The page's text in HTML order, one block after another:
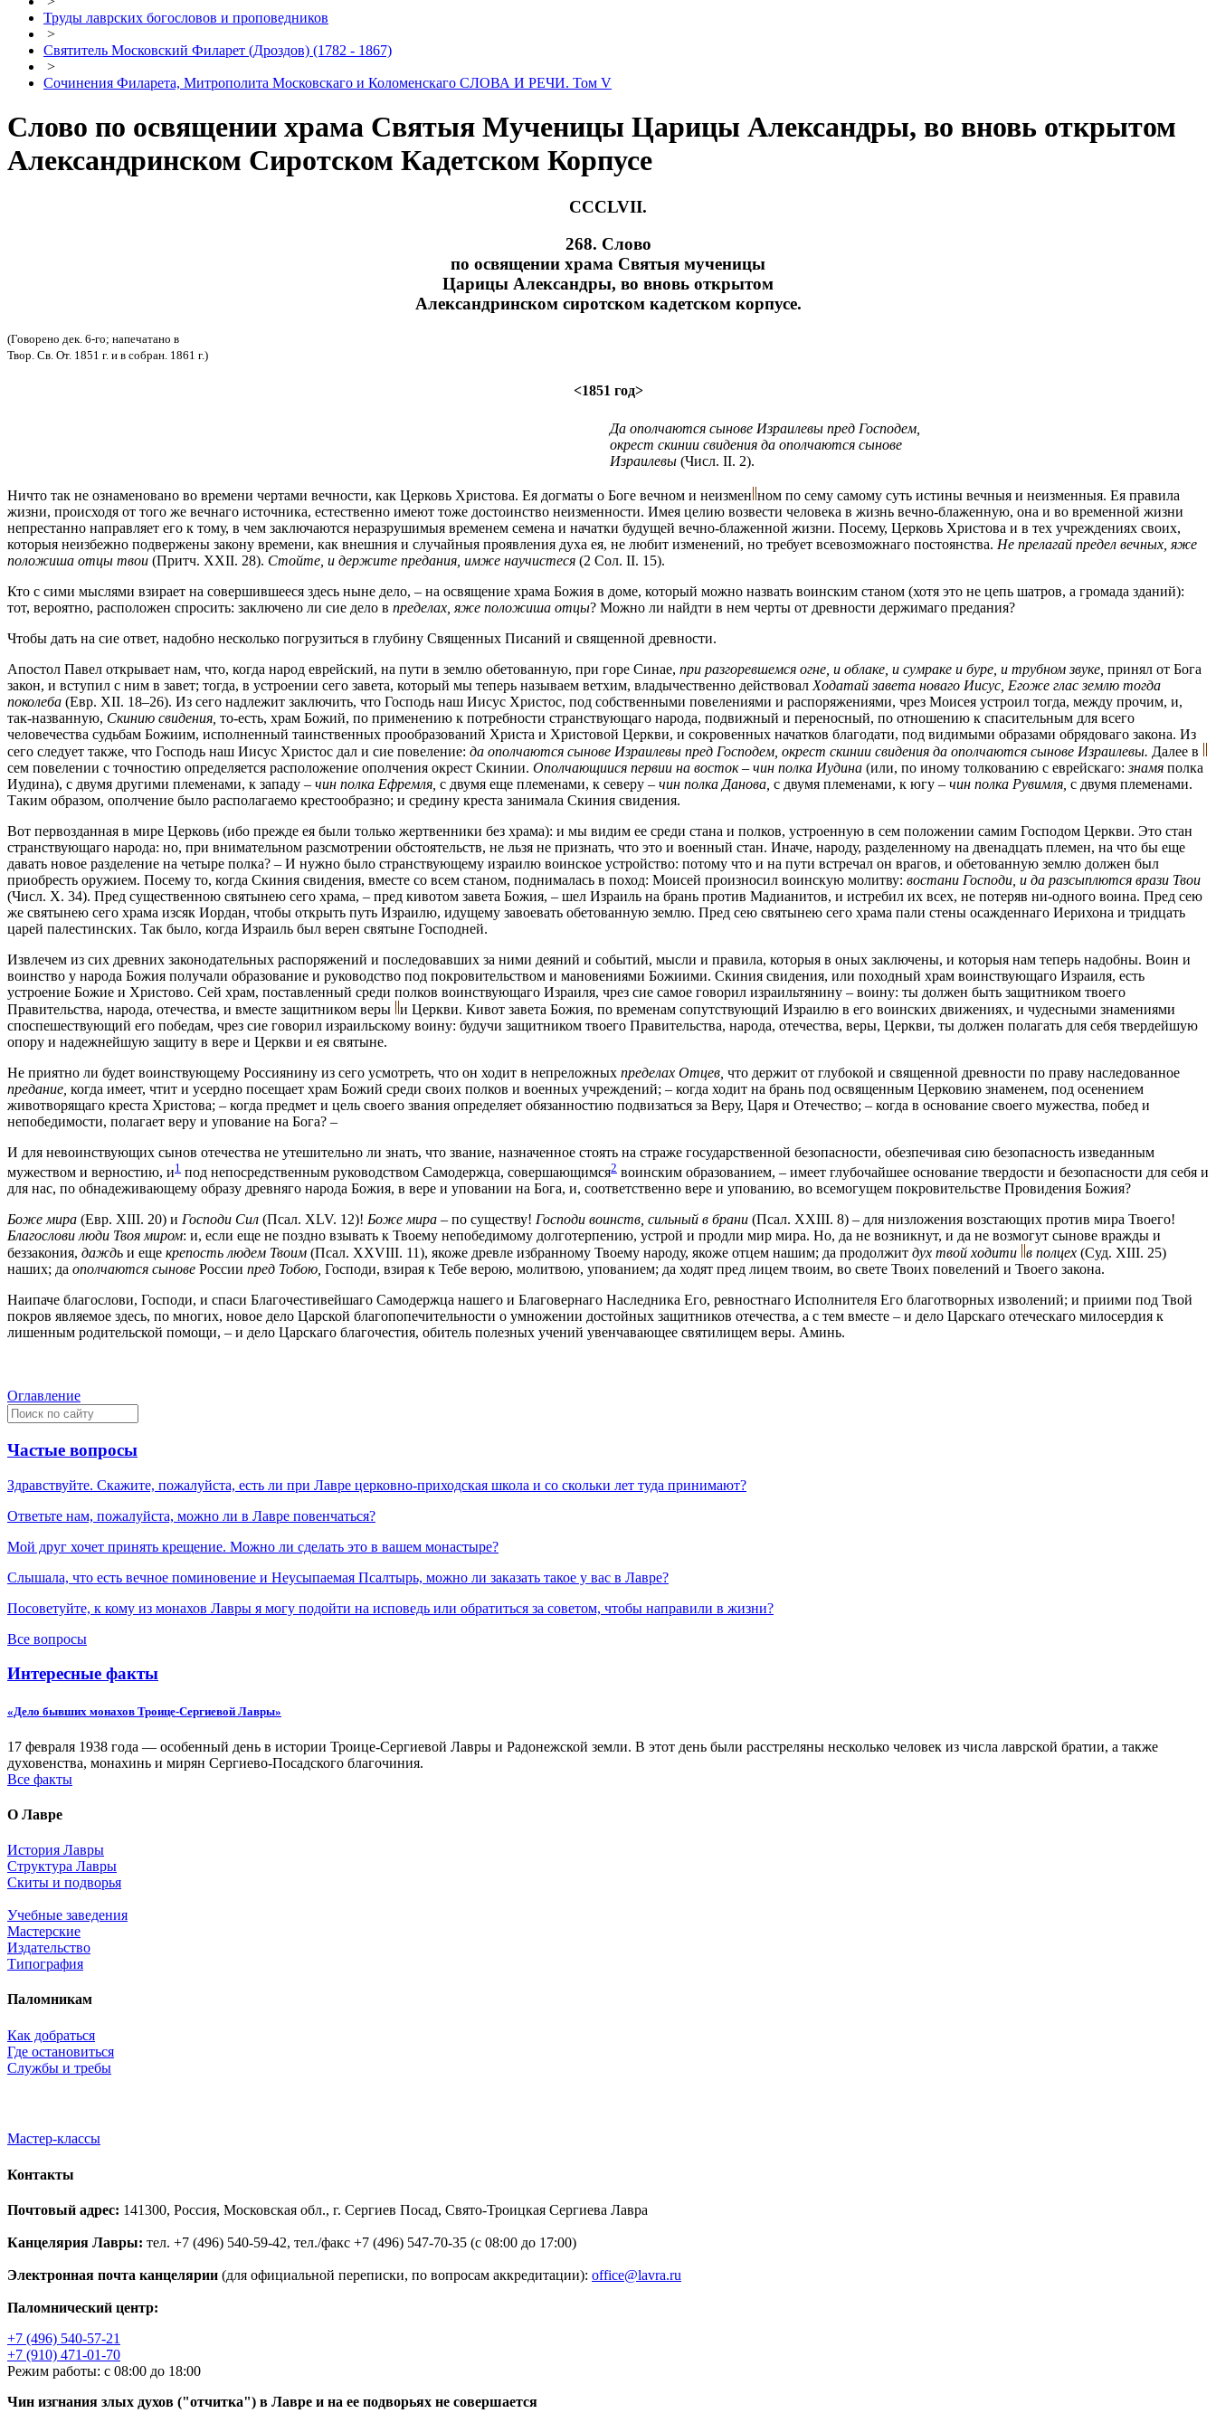
Труды лаврских богословов и проповедников
>
Святитель Московский Филарет (Дроздов) (1782 - 1867)
>
Сочинения Филарета, Митрополита Московскаго и Коломенскаго СЛОВА И РЕЧИ. Том V
Слово по освящении храма Святыя Мученицы Царицы Александры, во вновь открытом
Александринском Сиротском Кадетском Корпусе
CCCLVII.
268. Слово
по освящении храма Святыя мученицы
Царицы Александры, во вновь открытом
Александринском сиротском кадетском корпусе.
(Говорено дек. 6-го; напечатано в
Твор. Св. От. 1851 г. и в собран. 1861 г.)
<1851 год>
Да ополчаются сынове Израилевы пред Господем,
окрест скинии свидения да ополчаются сынове
Израилевы (Числ. II. 2).
Ничто так не ознаменовано во времени чертами вечности, как Церковь Христова. Ея догматы о Боге вечном и неизмен ном по сему самому суть истины вечныя и неизменныя. Ея правила
жизни, происходя от того же вечнаго источника, естественно имеют тоже достоинство неизменности. Имея целию возвести человека в жизнь вечно-блаженную, она и во временной жизни
непрестанно направляет его к тому, в чем заключаются неразрушимыя временем семена и начатки будущей вечно-блаженной жизни. Посему, Церковь Христова и в тех учреждениях своих,
которыя неизбежно подвержены закону времени, как внешния и случайныя проявления духа ея, не любит изменений, но требует всевозможнаго постоянства. Не прелагай предел вечных, яже
положиша отцы твои (Притч. XXII. 28). Стойте, и держите предания, имже научистеся (2 Сол. II. 15).
Кто с сими мыслями взирает на совершившееся здесь ныне дело, – на освящение храма Божия в доме, который можно назвать воинским станом (хотя это не цепь шатров, а громада зданий):
тот, вероятно, расположен спросить: заключено ли сие дело в пределах, яже положиша отцы? Можно ли найдти в нем черты от древности держимаго предания?
Чтобы дать на сие ответ, надобно несколько погрузиться в глубину Священных Писаний и священной древности.
Апостол Павел открывает нам, что, когда народ еврейский, на пути в землю обетованную, при горе Синае, при разгоревшемся огне, и облаке, и сумраке и буре, и трубном звуке, принял от Бога
закон, и вступил с ним в завет; тогда, в устроении сего завета, который мы теперь называем ветхим, владычественно действовал Ходатай завета новаго Иисус, Егоже глас землю тогда
поколеба (Евр. XII. 18–26). Из сего надлежит заключить, что Господь наш Иисус Христос, под собственными повелениями и распоряжениями, чрез Моисея устроил тогда, между прочим, и,
так-названную, Скинию свидения, то-есть, храм Божий, по применению к потребности странствующаго народа, подвижный и переносный, по отношению к спасительным для всего
человечества судьбам Божиим, исполненный таинственных прообразований Христа и Христовой Церкви, и сокровенных начатков благодати, под видимыми образами обрядоваго закона. Из
сего следует также, что Господь наш Иисус Христос дал и сие повеление: да ополчаются сынове Израилевы пред Господем, окрест скинии свидения да ополчаются сынове Израилевы. Далее в
сем повелении с точностию определяется расположение ополчения окрест Скинии. Ополчающиися первии на восток – чин полка Иудина (или, по иному толкованию с еврейскаго:знамя полка
Иудина), с двумя другими племенами, к западу – чин полка Ефремля, с двумя еще племенами, к северу – чин полка Данова, с двумя племенами, к югу – чин полка Рувимля, с двумя племенами.
Таким образом, ополчение было располагаемо крестообразно; и средину креста занимала Скиния свидения.
Вот первозданная в мире Церковь (ибо прежде ея были только жертвенники без храма): и мы видим ее среди стана и полков, устроенную в сем положении самим Господом Церкви. Это стан
странствующаго народа: но, при внимательном разсмотрении обстоятельств, не льзя не признать, что это и военный стан. Иначе, народу, разделенному на двенадцать племен, на что бы еще
давать новое разделение на четыре полка? – И нужно было странствующему израилю воинское устройство: потому что и на пути встречал он врагов, и обетованную землю должен был
приобресть оружием. Посему то, когда Скиния свидения, вместе со всем станом, поднималась в поход: Моисей произносил воинскую молитву: востани Господи, и да разсыплются врази Твои
(Числ. Х. 34). Пред существенною святынею сего храма, – пред кивотом завета Божия, – шел Израиль на брань против Мадианитов, и истребил их всех, не потеряв ни-одного воина. Пред сею
же святынею сего храма изсяк Иордан, чтобы открыть путь Израилю, идущему завоевать обетованную землю. Пред сею святынею сего храма пали стены осажденнаго Иерихона и тридцать
царей палестинских. Так было, когда Израиль был верен святыне Господней.
Извлечем из сих древних законодательных распоряжений и последовавших за ними деяний и событий, мысли и правила, которыя в оных заключены, и которыя нам теперь надобны. Воин и
воинство у народа Божия получали образование и руководство под покровительством и мановениями Божиими. Скиния свидения, или походный храм воинствующаго Израиля, есть
устроение Божие и Христово. Сей храм, поставленный среди полков воинствующаго Израиля, чрез сие самое говорил израильтянину – воину: ты должен быть защитником твоего
Правительства, народа, отечества, и вместе защитником веры и Церкви. Кивот завета Божия, по временам сопутствующий Израилю в его воинских движениях, и чудесными знамениями
споспешествующий его победам, чрез сие говорил израильскому воину: будучи защитником твоего Правительства, народа, отечества, веры, Церкви, ты должен полагать для себя твердейшую
опору и надежнейшую защиту в вере и Церкви и ея святыне.
Не приятно ли будет воинствующему Россиянину из сего усмотреть, что он ходит в непреложных пределах Отцев, что держит от глубокой и священной древности по праву наследованное
предание, когда имеет, чтит и усердно посещает храм Божий среди своих полков и военных учреждений; – когда ходит на брань под освященным Церковию знаменем, под осенением
животворящаго креста Христова; – когда предмет и цель своего звания определяет обязанностию подвизаться за Веру, Царя и Отечество; – когда в основание своего мужества, побед и
непобедимости, полагает веру и упование на Бога? –
И для невоинствующих сынов отечества не утешительно ли знать, что звание, назначенное стоять на страже государственной безопасности, обезпечивая сию безопасность изведанным
мужеством и верностию, и1 под непосредственным руководством Самодержца, совершающимся2 воинским образованием, – имеет глубочайшее основание твердости и безопасности для себя и
для нас, по обнадеживающему образу древняго народа Божия, в вере и уповании на Бога, и, соответственно вере и упованию, во всемогущем покровительстве Провидения Божия?
Боже мира (Евр. XIII. 20) и Господи Сил (Псал. XLV. 12)! Боже мира – по существу! Господи воинств, сильный в брани (Псал. XXIII. 8) – для низложения возстающих против мира Твоего!
Благослови люди Твоя миром: и, если еще не поздно взывать к Твоему непобедимому долготерпению, устрой и продли мир мира. Но, да не возникнут, и да не возмогут сынове вражды и
беззакония, даждь и еще крепость людем Твоим (Псал. XXVIII. 11), якоже древле избранному Твоему народу, якоже отцем нашим; да продолжит дух твой ходити в полцех (Суд. XIII. 25)
наших; да ополчаются сынове России пред Тобою, Господи, взирая к Тебе верою, молитвою, упованием; да ходят пред лицем твоим, во свете Твоих повелений и Твоего закона.
Наипаче благослови, Господи, и спаси Благочестивейшаго Самодержца нашего и Благовернаго Наследника Его, ревностнаго Исполнителя Его благотворных изволений; и приими под Твой
покров являемое здесь, по многих, новое дело Царской благопопечительности о умножении достойных защитников отечества, а с тем вместе – и дело Царскаго отеческаго милосердия к
лишенным родительской помощи, – и дело Царскаго благочестия, обитель полезных учений увенчавающее святилищем веры. Аминь.
Оглавление
Частые вопросы
Здравствуйте. Скажите, пожалуйста, есть ли при Лавре церковно-приходская школа и со скольки лет туда принимают?
Ответьте нам, пожалуйста, можно ли в Лавре повенчаться?
Мой друг хочет принять крещение. Можно ли сделать это в вашем монастыре?
Слышала, что есть вечное поминовение и Неусыпаемая Псалтырь, можно ли заказать такое у вас в Лавре?
Посоветуйте, к кому из монахов Лавры я могу подойти на исповедь или обратиться за советом, чтобы направили в жизни?
Все вопросы
Интересные факты
«Дело бывших монахов Троице-Сергиевой Лавры»
17 февраля 1938 года — особенный день в истории Троице-Сергиевой Лавры и Радонежской земли. В этот день были расстреляны несколько человек из числа лаврской братии, а также
духовенства, монахинь и мирян Сергиево-Посадского благочиния.
Все факты
О Лавре
История Лавры
Структура Лавры
Скиты и подворья
Учебные заведения
Мастерские
Издательство
Типография
Паломникам
Как добраться
Где остановиться
Службы и требы
Мастер-классы
Контакты
Почтовый адрес: 141300, Россия, Московская обл., г. Сергиев Посад, Свято-Троицкая Сергиева Лавра
Канцелярия Лавры: тел. +7 (496) 540-59-42, тел./факс +7 (496) 547-70-35 (с 08:00 до 17:00)
Электронная почта канцелярии (для официальной переписки, по вопросам аккредитации): office@lavra.ru
Паломнический центр:
+7 (496) 540-57-21
+7 (910) 471-01-70
Режим работы: с 08:00 до 18:00
Чин изгнания злых духов ("отчитка") в Лавре и на ее подворьях не совершается